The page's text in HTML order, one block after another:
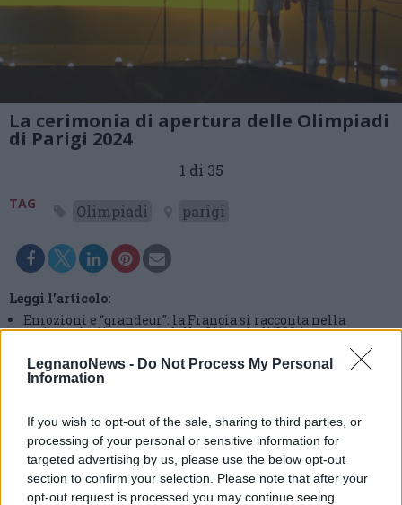
LegnanoNews - Do Not Process My Personal
Information
If you wish to opt-out of the sale, sharing to third parties, or
processing of your personal or sensitive information for
targeted advertising by us, please use the below opt-out
section to confirm your selection. Please note that after your
opt-out request is processed you may continue seeing
La cerimonia di apertura delle Olimpiadi
di Parigi 2024
1 di 35
TAG Olimpiadi parigi
Leggi l'articolo:
Emozioni e “grandeur”: la Francia si racconta nella
cerimonia di apertura delle Olimpiadi 2024